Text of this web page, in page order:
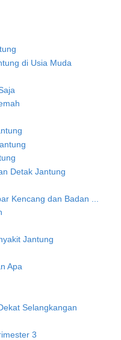
di Usia Muda
Detak Jantung
Kencang dan Badan ...
Jantung
Apa
Selangkangan
3